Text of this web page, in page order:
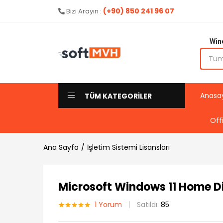
Bizi Arayın : (+90) 850 241 96 07
TÜM KATEGORİLER
Ana Sayfa İşletim Sistemi Lisansları
Microsoft Windows 11 Home
puanına
1 Yorum Satıldı: 85